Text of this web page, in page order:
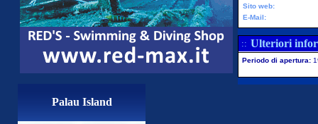
Palau Island
Sito web:
E-Mail:
:: Ulteriori
Periodo di apertura: